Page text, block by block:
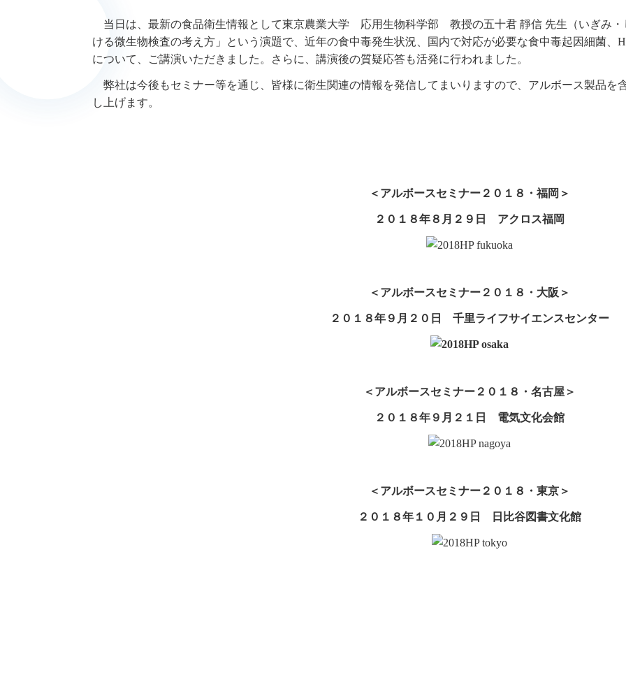
当日は、最新の食品衛生情報として東京農業大学 応用生物科学部 教授の五十君 靜信 先生（いぎみ・
ける微生物検査の考え方」という演題で、近年の食中毒発生状況、国内で対応が必要な食中毒起因細菌、
について、ご講演いただきました。さらに、講演後の質疑応答も活発に行われました。
弊社は今後もセミナー等を通じ、皆様に衛生関連の情報を発信してまいりますので、アルボース製品を
し上げます。
＜アルボースセミナー２０１８・福岡＞
２０１８年８月２９日 アクロス福岡
＜アルボースセミナー２０１８・大阪＞
２０１８年９月２０日 千里ライフサイエンスセンター
＜アルボースセミナー２０１８・名古屋＞
２０１８年９月２１日 電気文化会館
＜アルボースセミナー２０１８・東京＞
２０１８年１０月２９日 日比谷図書文化館